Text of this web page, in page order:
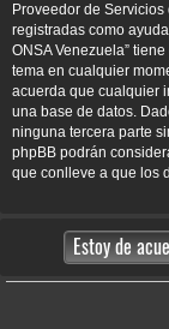
Proveedor de
registradas como
ONSA Venezuela”
tema en cualquier
acuerda que cualquier
una base de datos.
ninguna tercera parte
phpBB podrán
que conlleve a que los